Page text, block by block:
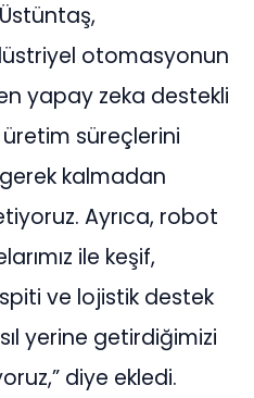
otomasyonun
yapay zeka destekli
süreçlerini
kalmadan
Ayrıca, robot
ile keşif,
ve lojistik destek
yerine getirdiğimizi
diye ekledi.